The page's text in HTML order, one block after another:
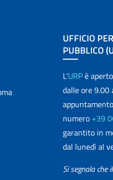
UFFICIO
PUBBLICO
L'URPè
dalle ore 9.00
numero +39
garantito in
dal lunedì al
Si segnala che